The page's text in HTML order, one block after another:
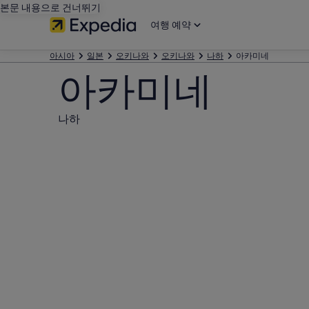
본문 내용으로 건너뛰기
여행 예약
아시아 일본 오키나와 오키나와 나하 아카미네
아카미네
나하